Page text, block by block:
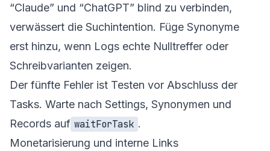
“Claude” und “ChatGPT” blind zu verbinden,
verwässert die Suchintention. Füge Synonyme
erst hinzu, wenn Logs echte Nulltreffer oder
Schreibvarianten zeigen.
Der fünfte Fehler ist Testen vor Abschluss der
Tasks. Warte nach Settings, Synonymen und
Records auf waitForTask .
Monetarisierung und interne Links